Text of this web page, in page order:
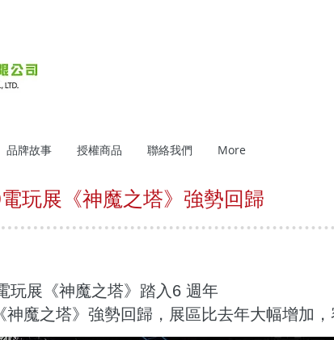
玩展《神魔之塔》強勢回歸
玩展《神魔之塔》踏入6 週年
神魔之塔》強勢回歸，展區比去年大幅增加
品牌故事 授權商品 聯絡我們 More